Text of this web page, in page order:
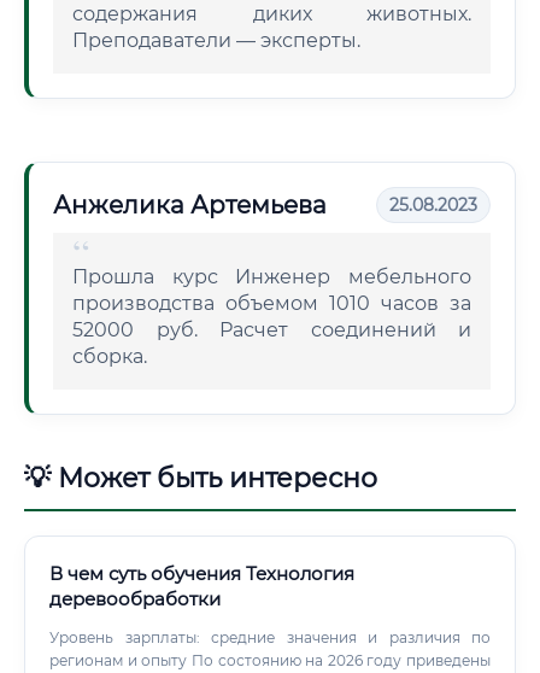
содержания диких животных.
Преподаватели — эксперты.
Анжелика Артемьева 25.08.2023
Прошла курс Инженер мебельного
производства объемом 1010 часов за
52000 руб. Расчет соединений и
сборка.
💡 Может быть интересно
В чем суть обучения Технология
деревообработки
Уровень зарплаты: средние значения и различия по
регионам и опыту По состоянию на 2026 году приведены